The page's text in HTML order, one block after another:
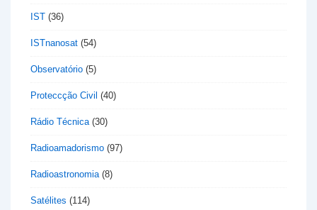
IST (36)
ISTnanosat (54)
Observatório (5)
Proteccção Civil (40)
Rádio Técnica (30)
Radioamadorismo (97)
Radioastronomia (8)
Satélites (114)